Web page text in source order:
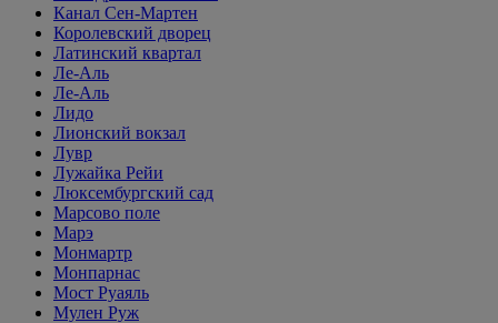
Канал Сен-Мартен
Королевский дворец
Латинский квартал
Ле-Аль
Ле-Аль
Лидо
Лионский вокзал
Лувр
Лужайка Рейи
Люксембургский сад
Марсово поле
Марэ
Монмартр
Монпарнас
Мост Руаяль
Мулен Руж